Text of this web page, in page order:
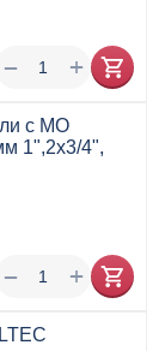
+
−
с МО
1",2x3/4",
+
−